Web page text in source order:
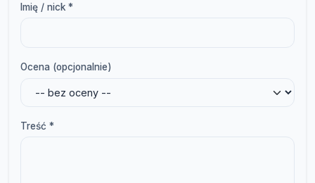
Imię / nick *
Ocena (opcjonalnie)
Treść *